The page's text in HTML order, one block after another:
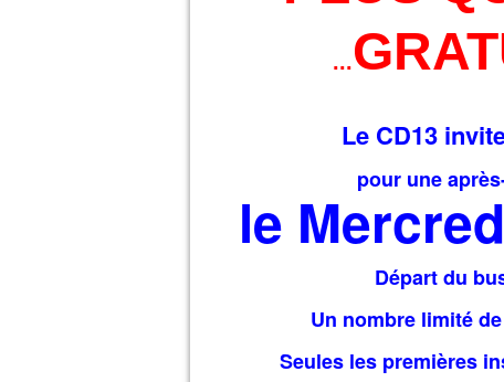
...
Le CD13
pour une
le
Départ du
Un nombre limité
Seules les premières